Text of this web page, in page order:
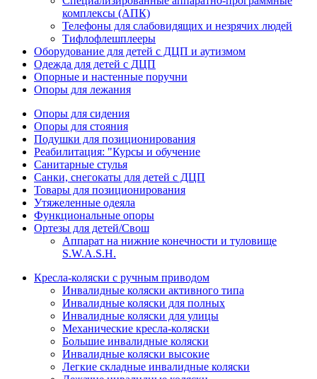
комплексы (АПК)
Телефоны для слабовидящих и незрячих людей
Тифлофлешплееры
Оборудование для детей с ДЦП и аутизмом
Одежда для детей с ДЦП
Опорные и настенные поручни
Опоры для лежания
Опоры для сидения
Опоры для стояния
Подушки для позиционирования
Реабилитация: "Курсы и обучение
Санитарные стулья
Санки, снегокаты для детей с ДЦП
Товары для позиционирования
Утяжеленные одеяла
Функциональные опоры
Ортезы для детей/Свош
Аппарат на нижние конечности и туловище
S.W.A.S.H.
Кресла-коляски с ручным приводом
Инвалидные коляски активного типа
Инвалидные коляски для полных
Инвалидные коляски для улицы
Механические кресла-коляски
Большие инвалидные коляски
Инвалидные коляски высокие
Легкие складные инвалидные коляски